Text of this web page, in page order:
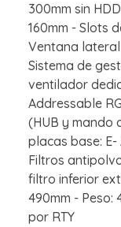
300mm sin
160mm - Slots
Ventana
Sistema de
ventilador
Addressable
(HUB y mando
placas base: E-
Filtros
filtro inferior
490mm - Peso:
por RTY